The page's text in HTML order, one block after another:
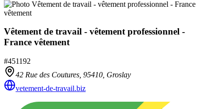
Vêtement de travail - vêtement professionnel -
France vêtement
#451192
42 Rue des Coutures, 95410 Groslay
vetement-de-travail.biz